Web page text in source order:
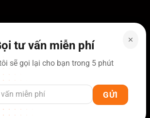
tư vấn miễn phí
sẽ gọi lại cho bạn trong 5 phút